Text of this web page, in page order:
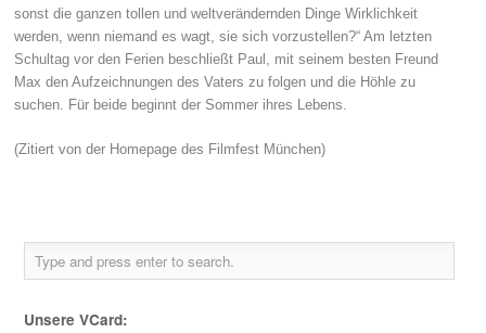
sonst die ganzen tollen und weltverändernden Dinge Wirklichkeit
werden, wenn niemand es wagt, sie sich vorzustellen?“ Am letzten
Schultag vor den Ferien beschließt Paul, mit seinem besten Freund
Max den Aufzeichnungen des Vaters zu folgen und die Höhle zu
suchen. Für beide beginnt der Sommer ihres Lebens.
(Zitiert von der Homepage des Filmfest München)
Unsere VCard: